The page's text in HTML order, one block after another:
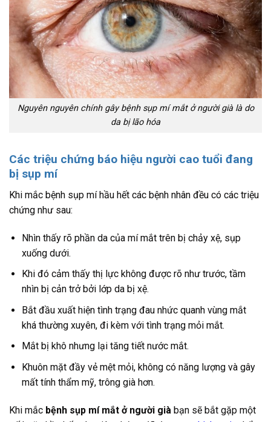
Nguyên nguyên chính gây bệnh sụp mí mắt ở người già là do
da bị lão hóa
Các triệu chứng báo hiệu người cao tuổi đang
bị sụp mí
Khi mắc bệnh sụp mí hầu hết các bệnh nhân đều có các triệu
chứng như sau:
Nhìn thấy rõ phần da của mí mắt trên bị chảy xệ, sụp
xuống dưới.
Khi đó cảm thấy thị lực không được rõ như trước, tầm
nhìn bị cản trở bởi lớp da bị xệ.
Bắt đầu xuất hiện tình trạng đau nhức quanh vùng mắt
khá thường xuyên, đi kèm với tình trạng mỏi mắt.
Mắt bị khô nhưng lại tăng tiết nước mắt.
Khuôn mặt đầy vẻ mệt mỏi, không có năng lượng và gây
mất tính thẩm mỹ, trông già hơn.
Khi mắc bệnh sụp mí mắt ở người già bạn sẽ bắt gặp một